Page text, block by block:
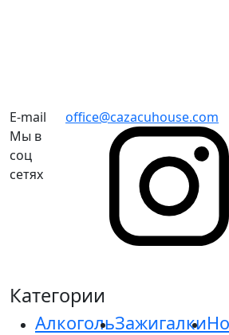
E-mail
office@cazacuhouse.com
Мы в
соц
сетях
Категории
АлкогольЗажигалки